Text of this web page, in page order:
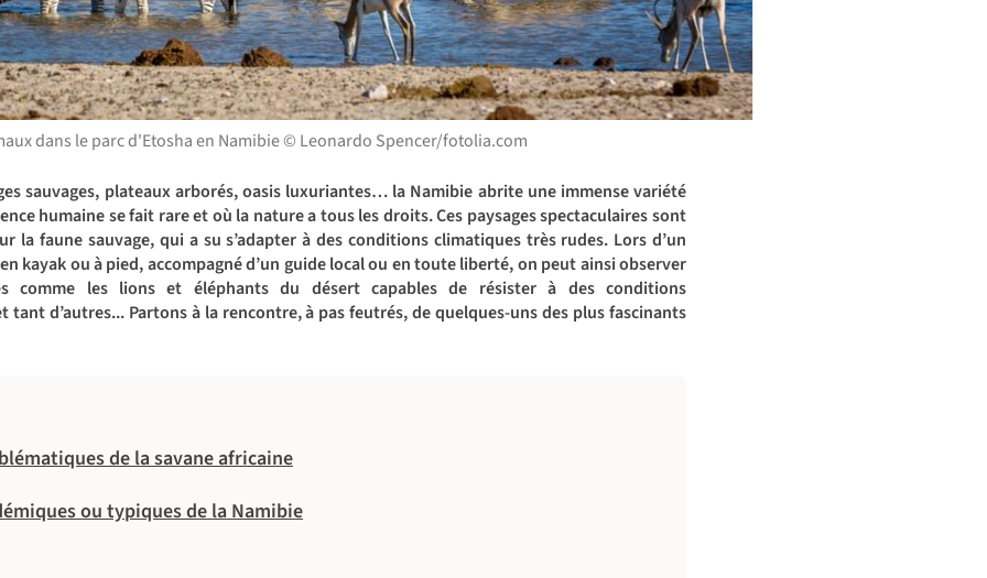
dans le parc d'Etosha en Namibie © Leonardo Spencer/fotolia.com
sauvages, plateaux arborés, oasis luxuriantes… la Namibie abrite une immense variété
humaine se fait rare et où la nature a tous les droits. Ces paysages spectaculaires sont
la faune sauvage, qui a su s’adapter à des conditions climatiques très rudes. Lors d’un
kayak ou à pied, accompagné d’un guide local ou en toute liberté, on peut ainsi observer
comme les lions et éléphants du désert capables de résister à des conditions
d’autres... Partons à la rencontre, à pas feutrés, de quelques-uns des plus fascinants
de la savane africaine
ou typiques de la Namibie